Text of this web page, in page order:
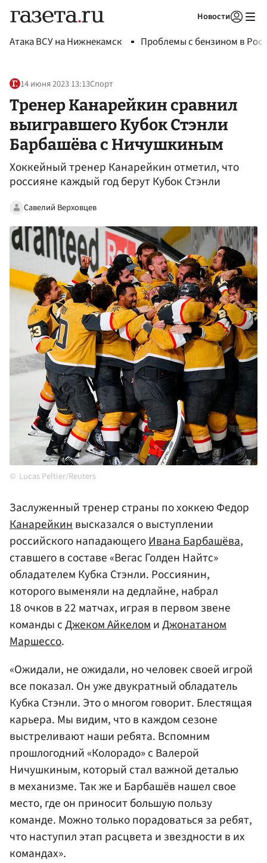
Новости
Атака ВСУ на Нижнекамск Проблемы с бензином в
14 июня 2023 13:13Спорт
Тренер Канарейкин сравнил
выигравшего Кубок Стэнли
Барбашёва с Ничушкиным
Хоккейный тренер Канарейкин отметил, что
россияне каждый год берут Кубок Стэнли
Савелий Верховцев
Lucas Peltier/Reuters
Заслуженный тренер страны по хоккею Федор
Канарейкинвысказался о выступлении
российского нападающегоИвана Барбашёва,
ставшего в составе «Вегас Голден Найтс»
обладателем Кубка Стэнли. Россиянин,
которого выменяли на дедлайне, набрал
18 очков в 22 матчах, играя в первом звене
команды сДжеком АйкеломиДжонатаном
Маршессо.
«Ожидали, не ожидали, но человек своей игрой
все показал. Он уже двукратный обладатель
Кубка Стэнли. Это о многом говорит. Блестящая
карьера. Мы видим, что в каждом сезоне
выстреливают наши ребята. Вспомним
прошлогодний «Колорадо» с Валерой
Ничушкиным, который стал важной деталью
в механизме. Так же и Барбашёв нашел свое
место, где он приносит большую пользу
команде. Можно только порадоваться за ребят,
что наступил этап расцвета и звездности в их
командах».